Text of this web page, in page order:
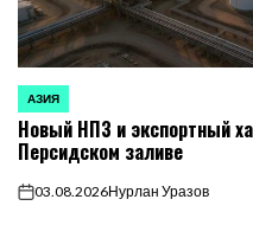
ОПУБЛИКОВАНО
В
АЗИЯ
Новый НПЗ и экспортный
Персидском заливе
on03.08.2026Нурлан Уразов